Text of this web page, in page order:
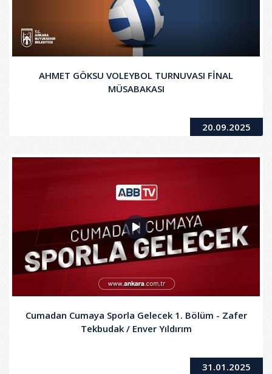
AHMET GÖKSU VOLEYBOL TURNUVASI FİNAL
MÜSABAKASI
20.09.2025
Cumadan Cumaya Sporla Gelecek 1. Bölüm - Zafer
Tekbudak / Enver Yıldırım
31.01.2025